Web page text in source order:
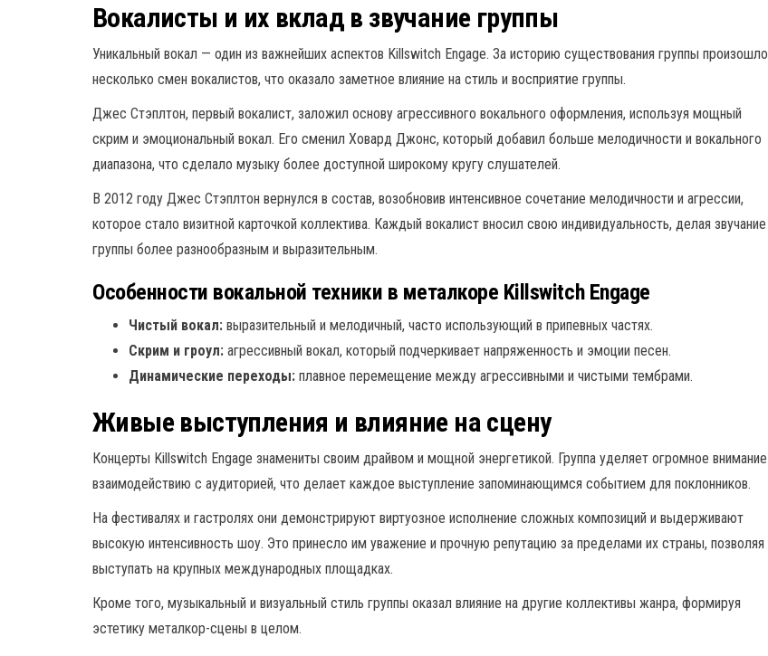
Вокалисты и их вклад в звучание группы
Уникальный вокал — один из важнейших аспектов Killswitch Engage. За историю существования группы произошло
несколько смен вокалистов, что оказало заметное влияние на стиль и восприятие группы.
Джеc Стэплтон, первый вокалист, заложил основу агрессивного вокального оформления, используя мощный
скрим и эмоциональный вокал. Его сменил Ховард Джонс, который добавил больше мелодичности и вокального
диапазона, что сделало музыку более доступной широкому кругу слушателей.
В 2012 году Джеc Стэплтон вернулся в состав, возобновив интенсивное сочетание мелодичности и агрессии,
которое стало визитной карточкой коллектива. Каждый вокалист вносил свою индивидуальность, делая звучание
группы более разнообразным и выразительным.
Особенности вокальной техники в металкоре Killswitch Engage
Чистый вокал: выразительный и мелодичный, часто использующий в припевных частях.
Скрим и гроул: агрессивный вокал, который подчеркивает напряженность и эмоции песен.
Динамические переходы: плавное перемещение между агрессивными и чистыми тембрами.
Живые выступления и влияние на сцену
Концерты Killswitch Engage знамениты своим драйвом и мощной энергетикой. Группа уделяет огромное внимание
взаимодействию с аудиторией, что делает каждое выступление запоминающимся событием для поклонников.
На фестивалях и гастролях они демонстрируют виртуозное исполнение сложных композиций и выдерживают
высокую интенсивность шоу. Это принесло им уважение и прочную репутацию за пределами их страны, позволяя
выступать на крупных международных площадках.
Кроме того, музыкальный и визуальный стиль группы оказал влияние на другие коллективы жанра, формируя
эстетику металкор-сцены в целом.